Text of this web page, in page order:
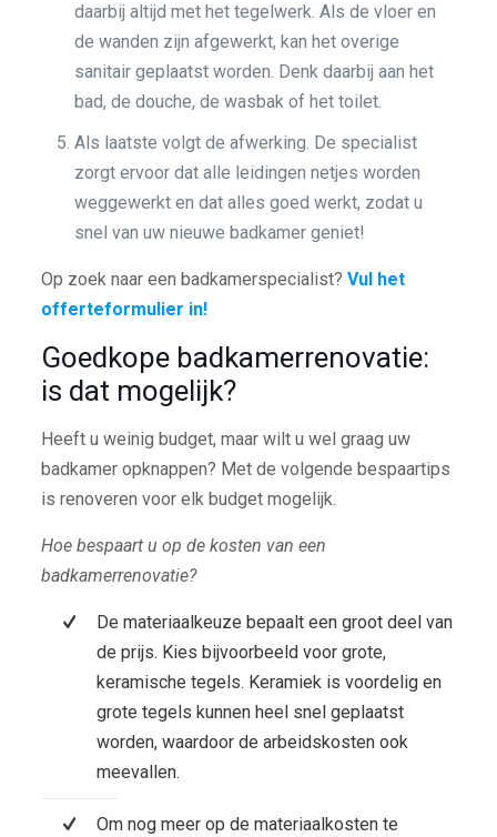
daarbij altijd met het tegelwerk. Als de vloer en
de wanden zijn afgewerkt, kan het overige
sanitair geplaatst worden. Denk daarbij aan het
bad, de douche, de wasbak of het toilet.
Als laatste volgt de afwerking. De specialist
zorgt ervoor dat alle leidingen netjes worden
weggewerkt en dat alles goed werkt, zodat u
snel van uw nieuwe badkamer geniet!
Op zoek naar een badkamerspecialist? Vul het
offerteformulier in!
Goedkope badkamerrenovatie:
is dat mogelijk?
Heeft u weinig budget, maar wilt u wel graag uw
badkamer opknappen? Met de volgende bespaartips
is renoveren voor elk budget mogelijk.
Hoe bespaart u op de kosten van een
badkamerrenovatie?
De materiaalkeuze bepaalt een groot deel van
de prijs. Kies bijvoorbeeld voor grote,
keramische tegels. Keramiek is voordelig en
grote tegels kunnen heel snel geplaatst
worden, waardoor de arbeidskosten ook
meevallen.
Om nog meer op de materiaalkosten te